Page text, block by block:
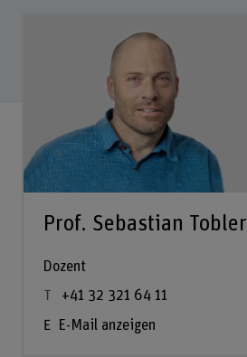
Prof. Sebastian Tobler
Dozent
+41 32 321 64 11
E-Mail anzeigen